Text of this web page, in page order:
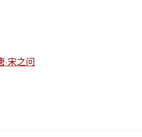
·宋之问